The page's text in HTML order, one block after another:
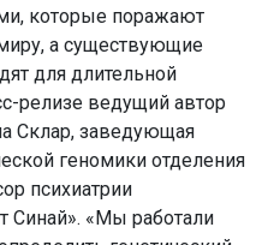
которые поражают
а существующие
для длительной
релизе ведущий автор
Склар, заведующая
геномики отделения
психиатрии
«Мы работали